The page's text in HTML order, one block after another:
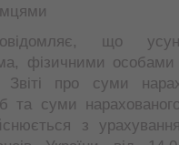
що
фізичними
про суми
та суми
з